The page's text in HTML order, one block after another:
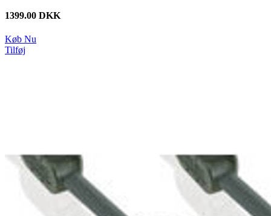
1399.00 DKK
Køb Nu
Tilføj